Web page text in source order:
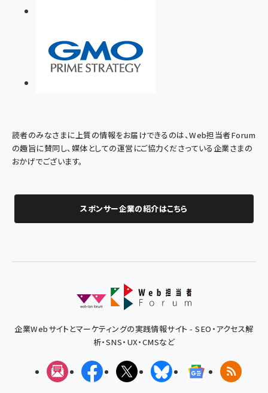
読者のみなさまに上質の情報をお届けできるのは、Web担当者Forum
の趣旨に賛同し、媒体としての運営にご協力くださっている企業さまの
おかげでございます。
スポンサー企業の紹介はこちら
企業Webサイトとマーケティングの実践情報サイト - SEO・アクセス解
析・SNS・UX・CMSなど
メルマガFacebookX(エックス)BlueskyGoogleニュ
RSS